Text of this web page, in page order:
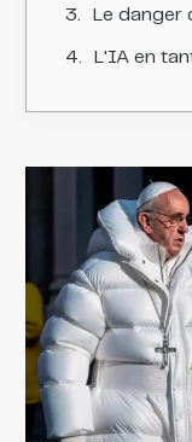
Le
L'IA en tant